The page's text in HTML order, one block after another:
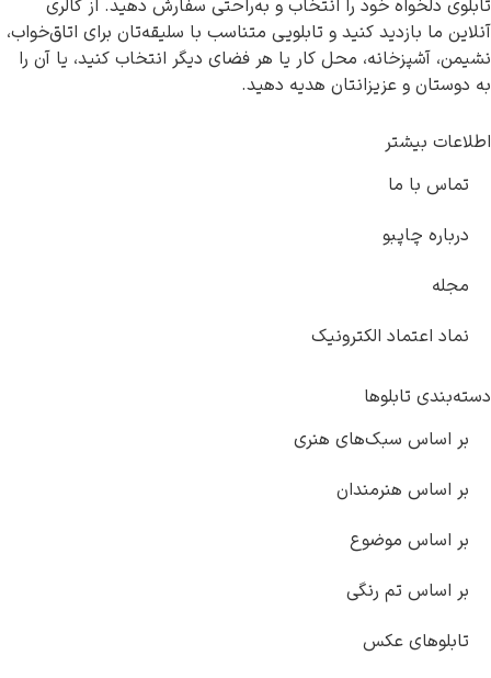
را انتخاب و به‌راحتی سفارش دهید. از گالری
کنید و تابلویی متناسب با سلیقه‌تان برای اتاق‌خواب،
محل کار یا هر فضای دیگر انتخاب کنید، یا آن را
هدیه دهید.
هنری
رنگی